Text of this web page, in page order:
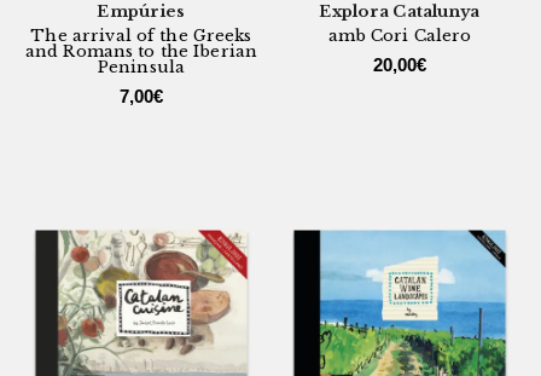
Empúries
The arrival of the Greeks
and Romans to the Iberian
Peninsula
7,00€
Explora Catalunya
amb Cori Calero
20,00€